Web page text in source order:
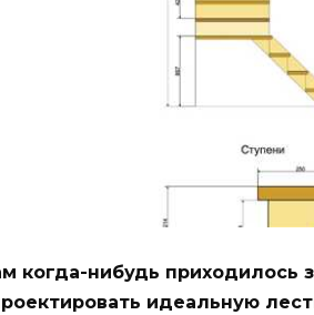
когда-нибудь приходилось
идеальную